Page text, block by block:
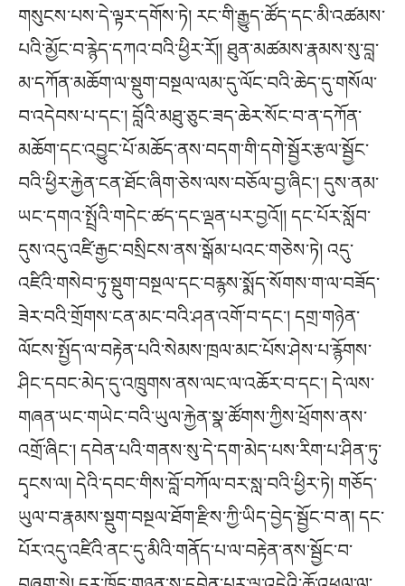
གསུངས་པས་དེ་ལྟར་དགོས་ཏེ། རང་གི་རྒྱུད་ཚོད་དང་མི་འཚམས་
པའི་མྱོང་བ་རྙེད་དཀའ་བའི་ཕྱིར་རོ།། ཐུན་མཚམས་རྣམས་སུ་བླ་
མ་དཀོན་མཆོག་ལ་སྡུག་བསྔལ་ལམ་དུ་ལོང་བའི་ཆེད་དུ་གསོལ་
བ་འདེབས་པ་དང༌། བློའི་མཐུ་ཅུང་ཟད་ཆེར་སོང་བ་ན་དཀོན་
མཆོག་དང་འབྱུང་པོ་མཆོད་ནས་བདག་གི་དགེ་སྦྱོར་རྩལ་སྦྱོང་
བའི་ཕྱིར་རྐྱེན་ངན་ཐོང་ཞིག་ཅེས་ལས་བཅོལ་བྱ་ཞིང༌། དུས་ནམ་
ཡང་དགའ་སྤྲོའི་གདེང་ཚད་དང་ལྡན་པར་བྱའོ།། དང་པོར་སློབ་
དུས་འདུ་འཛི་རྒྱང་བསྲིངས་ནས་སྒོམ་པའང་གཅེས་ཏེ། འདུ་
འཛིའི་གསེབ་ཏུ་སྡུག་བསྔལ་དང་བརྙས་སྨོད་སོགས་ག་ལ་བཟོད་
ཟེར་བའི་གྲོགས་ངན་མང་བའི་ཤན་འགོ་བ་དང༌། དགྲ་གཉེན་
ལོངས་སྤྱོད་ལ་བརྟེན་པའི་སེམས་ཁྲལ་མང་པོས་ཤེས་པ་རྙོགས་
ཤིང་དབང་མེད་དུ་འཁྲུགས་ནས་ལང་ལ་འཆོར་བ་དང༌། དེ་ལས་
གཞན་ཡང་གཡེང་བའི་ཡུལ་རྐྱེན་སྣ་ཚོགས་ཀྱིས་ཕྲོགས་ནས་
འགྲོ་ཞིང༌། དབེན་པའི་གནས་སུ་དེ་དག་མེད་པས་རིག་པ་ཤིན་ཏུ་
དྭངས་ལ། དེའི་དབང་གིས་བློ་བཀོལ་བར་སླ་བའི་ཕྱིར་ཏེ། གཅོད་
ཡུལ་བ་རྣམས་སྡུག་བསྔལ་ཐོག་རྫིས་ཀྱི་ཡིད་བྱེད་སྦྱོང་བ་ན། དང་
པོར་འདུ་འཛིའི་ནང་དུ་མིའི་གནོད་པ་ལ་བརྟེན་ནས་སྦྱོང་བ་